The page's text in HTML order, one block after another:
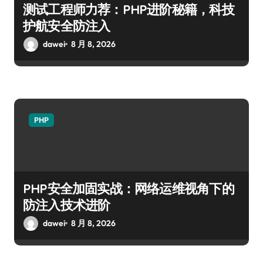
测试工程师力荐：PHP进阶秘籍，科技
护航安全防注入
dawei 8 月 8, 2026
PHP
PHP安全加固实战：网络运维视角下的
防注入技术进阶
dawei 8 月 8, 2026